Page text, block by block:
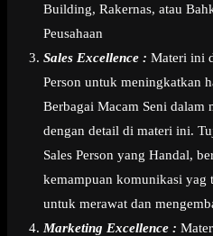
Building, Rakernas, atau
Peusahaan
Sales Excellence : Materi ini
Person untuk meningkatkan
Berbagai Macam Seni dalam
dengan detail di materi ini.
Sales Person yang Handal,
kemampuan komunikasi yag
untuk merawat dan
Marketing Excellence :